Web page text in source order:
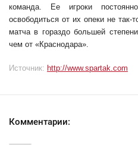
команда. Ее игроки
освободиться от их опеки не так-
матча в гораздо большей
чем от «Краснодара».
Источник: http://www.spartak.com
Комментарии: